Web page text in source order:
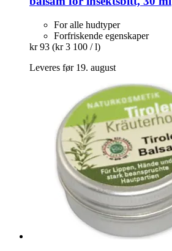
For alle hudtyper
Forfriskende egenskaper
kr 93 (kr 3 100 / l)
Leveres før 19. august